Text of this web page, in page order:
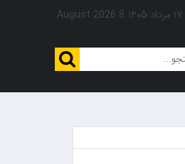
8 August 2026